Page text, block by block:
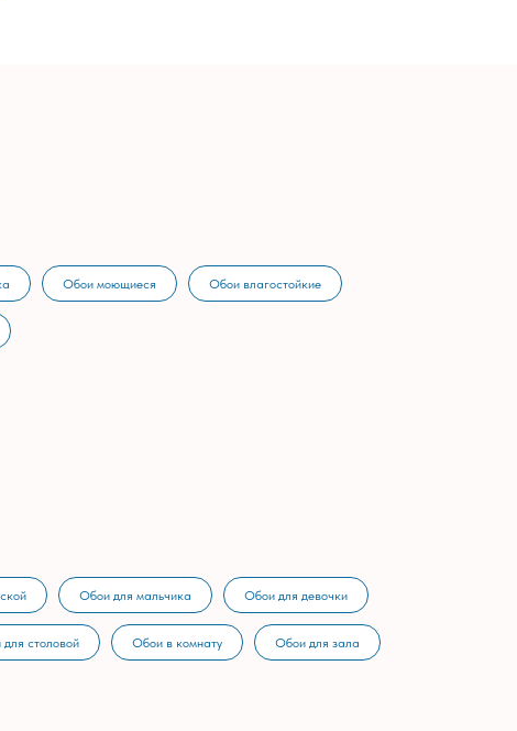
Обои моющиеся Обои влагостойкие
Обои для мальчика Обои для девочки
столовой Обои в комнату Обои для зала